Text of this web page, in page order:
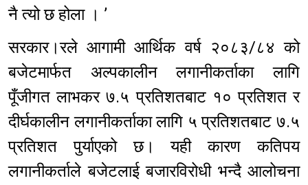
नै त्यो छ होला । ’
सरकार।रले आगामी आर्थिक वर्ष २०८३/८४ को
बजेटमार्फत अल्पकालीन लगानीकर्ताका लागि
पूँजीगत लाभकर ७.५ प्रतिशतबाट १० प्रतिशत र
दीर्घकालीन लगानीकर्ताका लागि ५ प्रतिशतबाट ७.५
प्रतिशत पुर्याएको छ। यही कारण कतिपय
लगानीकर्ताले बजेटलाई बजारविरोधी भन्दै आलोचना